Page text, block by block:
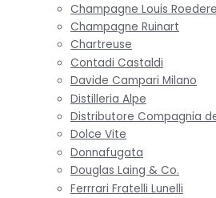
Champagne Louis
Champagne Ruinart
Chartreuse
Contadi Castaldi
Davide Campari Milano
Distilleria Alpe
Distributore Compagnia
Dolce Vite
Donnafugata
Douglas Laing & Co.
Ferrrari Fratelli Lunelli